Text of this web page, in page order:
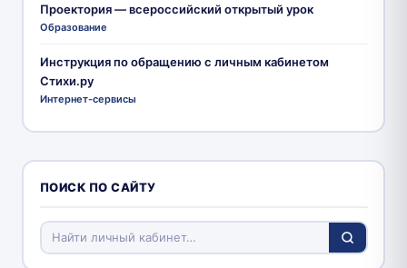
Проектория — всероссийский открытый урок
Образование
Инструкция по обращению с личным кабинетом
Стихи.ру
Интернет-сервисы
ПОИСК ПО САЙТУ